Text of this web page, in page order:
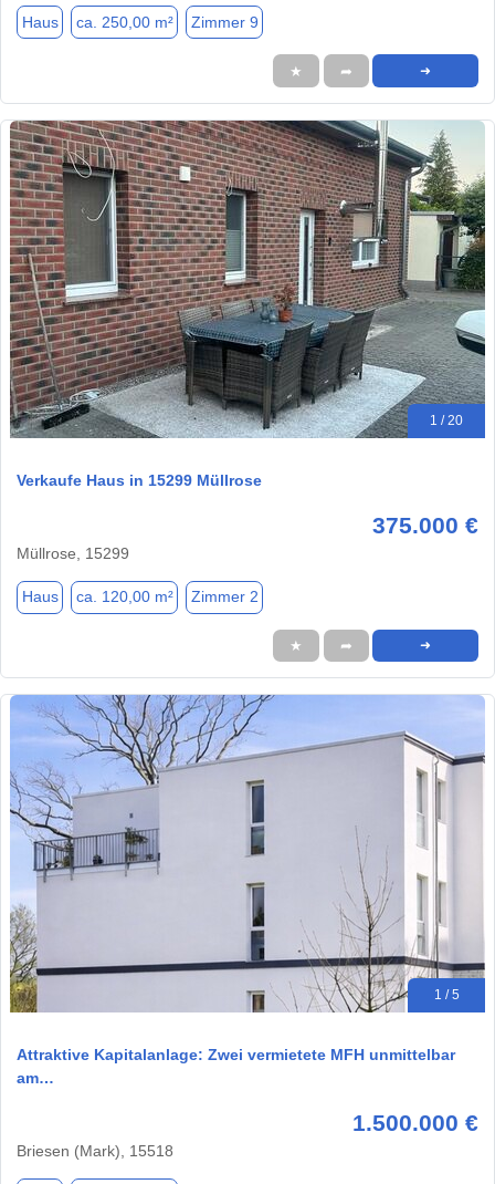
Haus ca. 250,00 m² Zimmer 9
★ ➦ ➜
1 / 20
Verkaufe Haus in 15299 Müllrose
375.000 €
Müllrose, 15299
Haus ca. 120,00 m² Zimmer 2
★ ➦ ➜
1 / 5
Attraktive Kapitalanlage: Zwei vermietete MFH unmittelbar
am…
1.500.000 €
Briesen (Mark), 15518